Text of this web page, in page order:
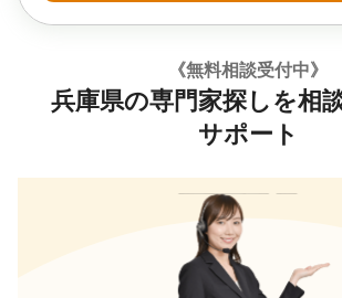
《無料相談受付中》
兵庫県の専門家探しを相
サポート